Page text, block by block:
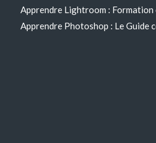
Apprendre Lightroom : Formation
Apprendre Photoshop : Le Guide